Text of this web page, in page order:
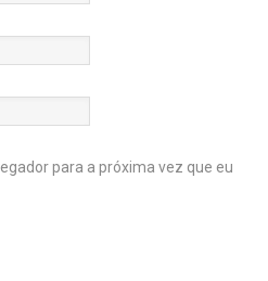
para a próxima vez que eu